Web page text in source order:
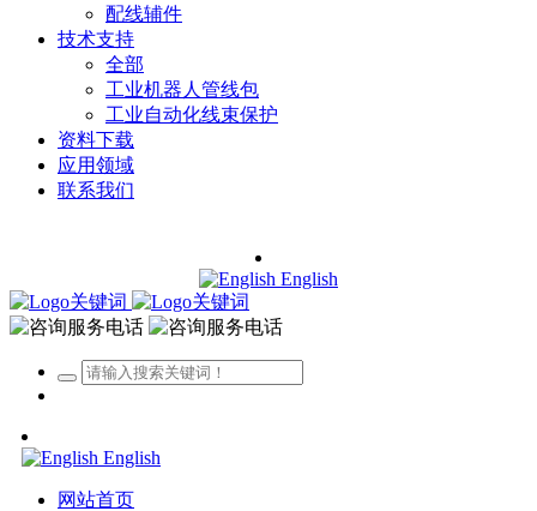
配线辅件
技术支持
全部
工业机器人管线包
工业自动化线束保护
资料下载
应用领域
联系我们
English
English
网站首页